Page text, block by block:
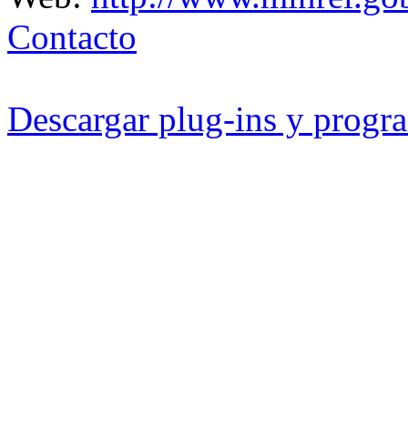
Contacto
Descargar plug-ins y